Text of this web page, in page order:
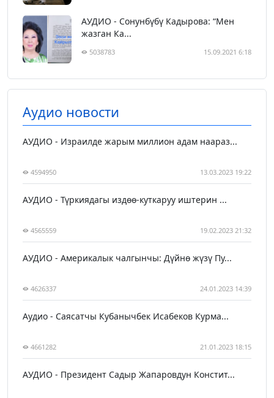
АУДИО - Сонунбүбү Кадырова: “Мен
жазган Ка...
5038783 15.09.2021 6:18
Аудио новости
АУДИО - Израилде жарым миллион адам наараз...
4594950 13.03.2023 19:22
АУДИО - Түркиядагы издөө-куткаруу иштерин ...
4565559 19.02.2023 21:32
АУДИО - Америкалык чалгынчы: Дүйнө жүзү Пу...
4626337 24.01.2023 14:39
Аудио - Саясатчы Кубанычбек Исабеков Курма...
4661282 21.01.2023 18:15
АУДИО - Президент Садыр Жапаровдун Констит...